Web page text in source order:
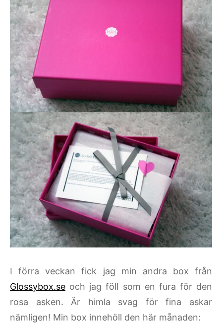
I förra veckan fick jag min andra box från
Glossybox.se och jag föll som en fura för den
rosa asken. Är himla svag för fina askar
nämligen! Min box innehöll den här månaden: